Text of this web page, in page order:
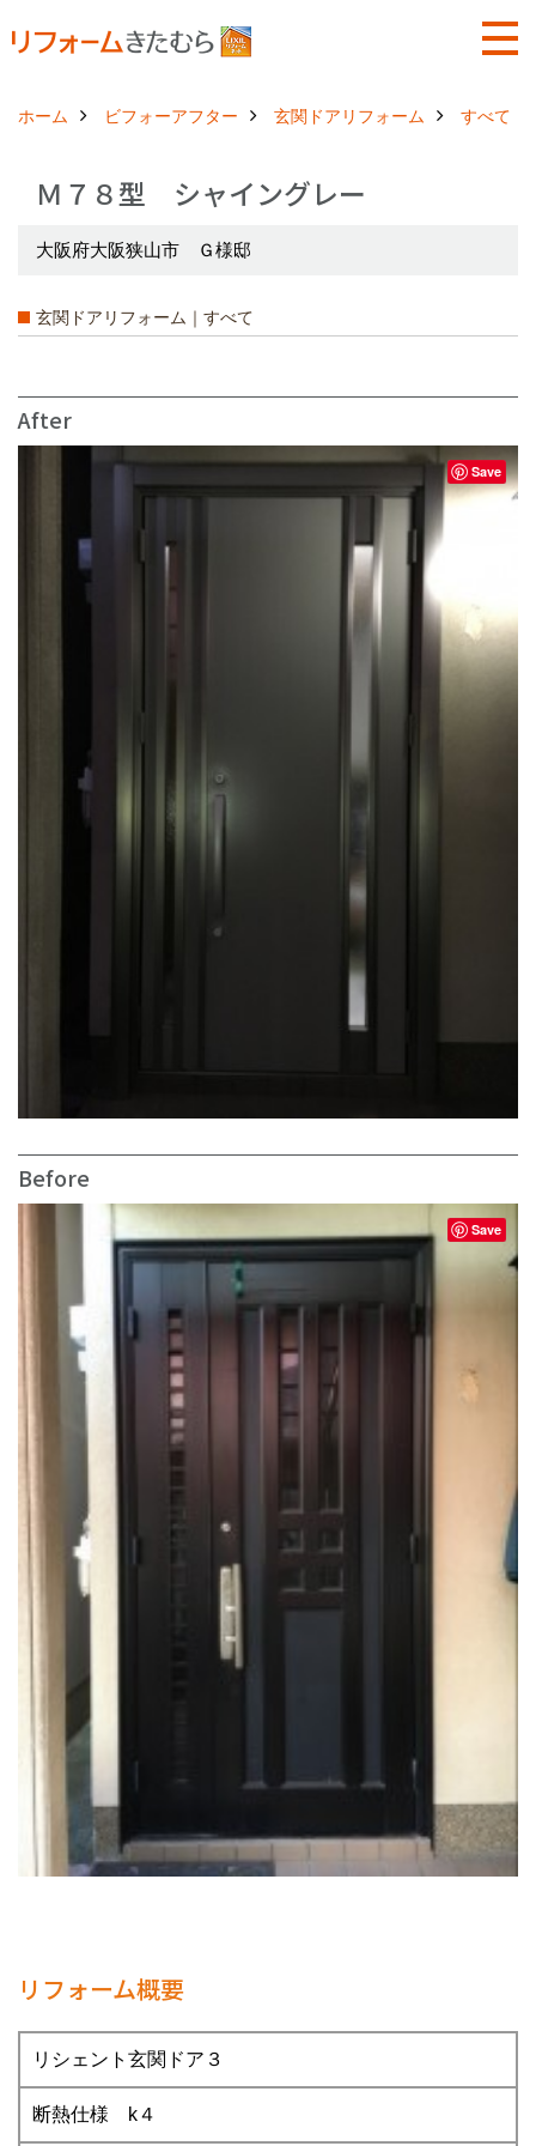
ホーム ビフォーアフター 玄関ドアリフォーム すべて
Ｍ７８型 シャイングレー
大阪府大阪狭山市 Ｇ様邸
玄関ドアリフォーム｜すべて
After
Save
Before
Save
リフォーム概要
リシェント玄関ドア３
断熱仕様 k４